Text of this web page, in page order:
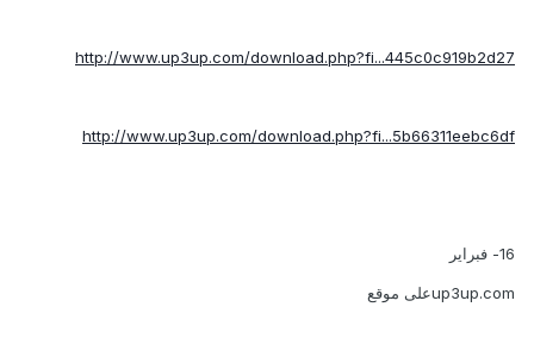
http://www.up3up.com/download.php?fi...445c0c919b2d27
http://www.up3up.com/download.php?fi...5b66311eebc6df
16- فبراير
up3up.comعلى موقع